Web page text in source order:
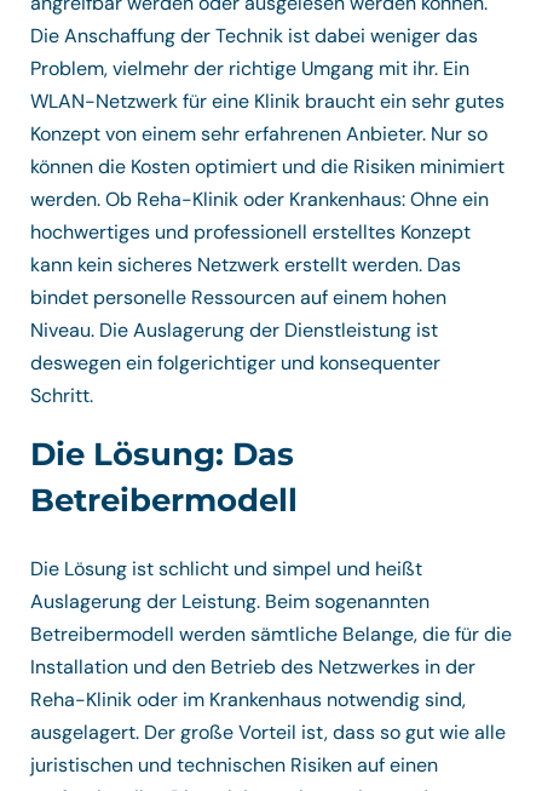
Die Anschaffung der Technik ist dabei weniger das
Problem, vielmehr der richtige Umgang mit ihr. Ein
WLAN-Netzwerk für eine Klinik braucht ein sehr gutes
Konzept von einem sehr erfahrenen Anbieter. Nur so
können die Kosten optimiert und die Risiken minimiert
werden. Ob Reha-Klinik oder Krankenhaus: Ohne ein
hochwertiges und professionell erstelltes Konzept
kann kein sicheres Netzwerk erstellt werden. Das
bindet personelle Ressourcen auf einem hohen
Niveau. Die Auslagerung der Dienstleistung ist
deswegen ein folgerichtiger und konsequenter
Schritt.
Die Lösung: Das
Betreibermodell
Die Lösung ist schlicht und simpel und heißt
Auslagerung der Leistung. Beim sogenannten
Betreibermodell werden sämtliche Belange, die für die
Installation und den Betrieb des Netzwerkes in der
Reha-Klinik oder im Krankenhaus notwendig sind,
ausgelagert. Der große Vorteil ist, dass so gut wie alle
juristischen und technischen Risiken auf einen